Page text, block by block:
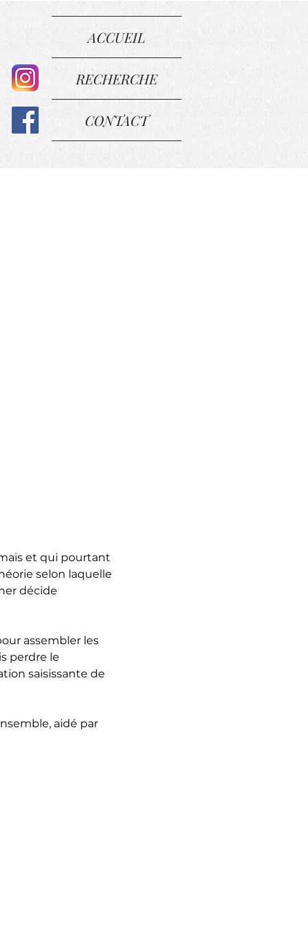
ACCUEIL
RECHERCHE
CONTACT
et qui pourtant
selon laquelle
décide
assembler les
perdre le
saisissante de
aidé par